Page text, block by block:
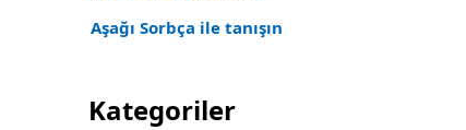
Aşağı Sorbça ile tanışın
Kategoriler